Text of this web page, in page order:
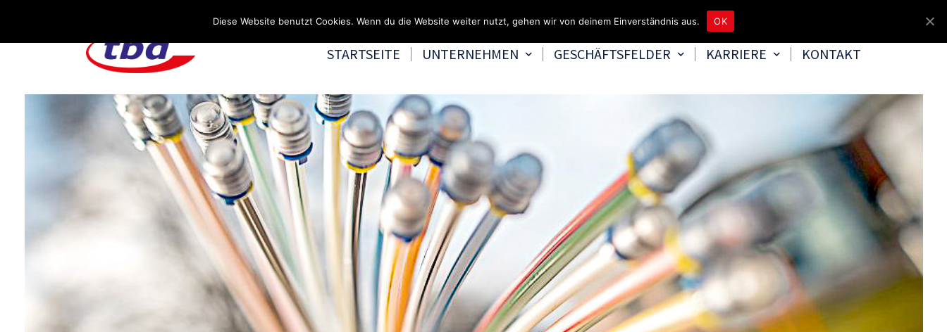
STARTSEITE UNTERNEHMEN GESCHÄFTSFELDER KARRIERE KONTAKT
Diese Website benutzt Cookies. Wenn du die Website weiter nutzt, gehen wir von deinem Einverständnis aus. OK